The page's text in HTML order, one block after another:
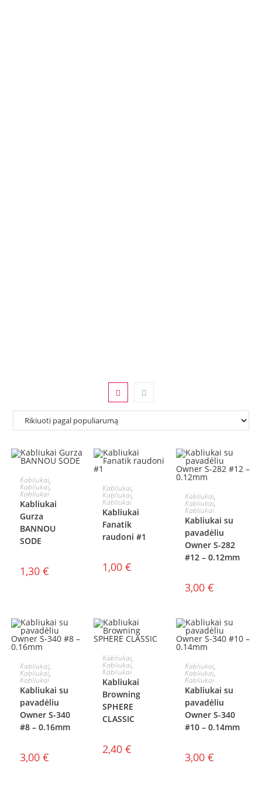
PASIRINKTI
SAVYBES
Kabliukai,
Kabliukai,
Kabliukai
Kabliukai
Gurza
BANNOU
SODE
1,30 €
Į KREPŠELĮ
Kabliukai,
Kabliukai,
Kabliukai
Kabliukai
Fanatik
raudoni #1
1,00 €
Į KREPŠELĮ
Kabliukai,
Kabliukai,
Kabliukai
Kabliukai su
pavadėliu
Owner S-282
#12 – 0.12mm
3,00 €
Į KREPŠELĮ
Kabliukai,
Kabliukai,
Kabliukai
Kabliukai su
pavadėliu
Owner S-340
#8 – 0.16mm
3,00 €
PASIRINKTI
SAVYBES
Kabliukai,
Kabliukai,
Kabliukai
Kabliukai
Browning
SPHERE
CLASSIC
2,40 €
Į KREPŠELĮ
Kabliukai,
Kabliukai,
Kabliukai
Kabliukai su
pavadėliu
Owner S-340
#10 – 0.14mm
3,00 €